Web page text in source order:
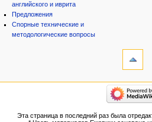
английского и иврита
Предложения
Спорные технические и
методологические вопросы
Версия
категории
Народ
Эта страница в последний раз была